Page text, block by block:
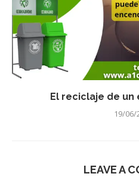
El reciclaje de un
19/06/
LEAVE A